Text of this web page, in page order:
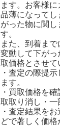
ます。お客様
品薄になってし
がった物に関し
す。
また、到着ま
変動して下がっ
取価格とさせて
・査定の際提
ます。
・買取価格を
取取り消し・一
・査定結果を
どで著しく価